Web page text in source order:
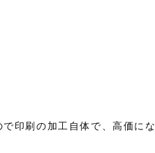
印刷の加工自体で、高価にな